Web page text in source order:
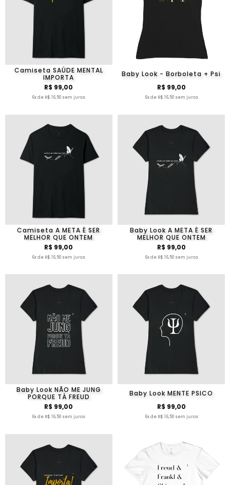
Camiseta SAÚDE MENTAL
IMPORTA
R$ 99,00
6x de R$ 16,50 sem juros
Baby Look - Borboleta + Psi
R$ 99,00
6x de R$ 16,50 sem juros
Camiseta A META É SER
MELHOR QUE ONTEM
R$ 99,00
6x de R$ 16,50 sem juros
Baby Look A META É SER
MELHOR QUE ONTEM
R$ 99,00
6x de R$ 16,50 sem juros
Baby Look NÃO ME JUNG
PORQUE TÁ FREUD
R$ 99,00
6x de R$ 16,50 sem juros
Baby Look MENTE PSICO
R$ 99,00
6x de R$ 16,50 sem juros